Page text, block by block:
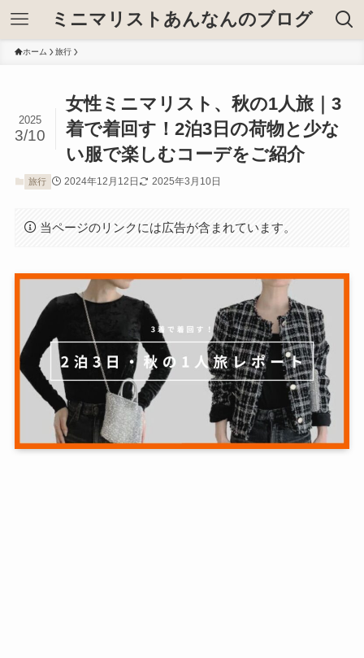
ミニマリストあんなんのブログ
ホーム 旅行
女性ミニマリスト、秋の1人旅｜3
着で着回す！2泊3日の荷物と少な
い服で楽しむコーデをご紹介
2025
3/10
旅行 2024年12月12日 2025年3月10日
当ページのリンクには広告が含まれています。